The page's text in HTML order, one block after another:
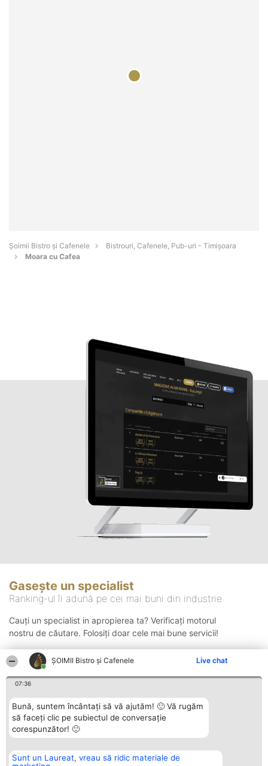
ȘOIMII Bistro și Cafenele Live chat
07:36
Bună, suntem încântați să vă ajutăm! 🙂 Vă rugăm
să faceți clic pe subiectul de conversație
corespunzător! 🙂
Sunt un Laureat, vreau să ridic materiale de
Șoimii Bistro și Cafenele
Bistrouri, Cafenele, Pub-uri - Timişoara
Moara cu Cafea
Gasește un specialist
Ranking-ul îi adună pe cei mai buni din industrie
Cauți un specialist in apropierea ta? Verificați motorul
nostru de căutare. Folosiți doar cele mai bune servicii!
Organizator Ranking Plebiscyt Contact